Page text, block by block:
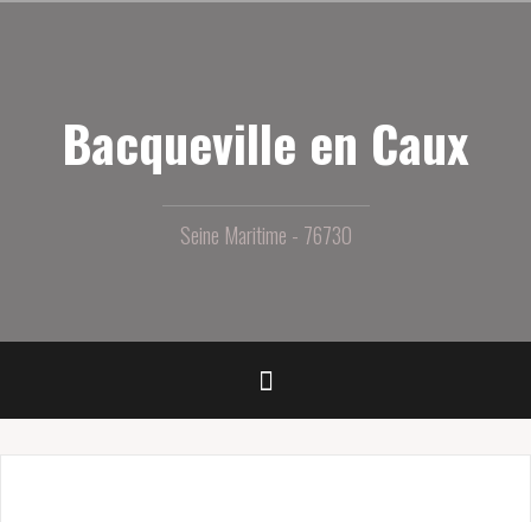
Bacqueville en Caux
Seine Maritime - 76730